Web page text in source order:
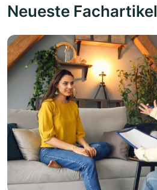
Neueste Fachartikel